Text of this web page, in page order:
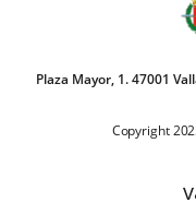
Plaza Mayor, 1. 47001
Copyright